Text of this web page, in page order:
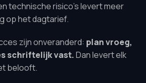
technische risico’s levert meer
op het dagtarief.
zijn onveranderd: plan vroeg,
schriftelijk vast.Dan levert elk
belooft.